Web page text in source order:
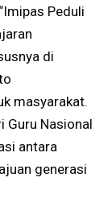
Peduli
di
masyarakat.
Guru Nasional
antara
generasi